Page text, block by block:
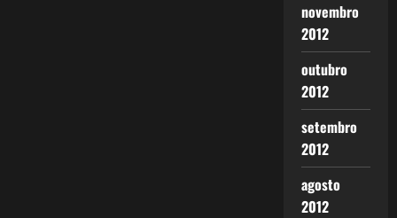
novembro
2012
outubro
2012
setembro
2012
agosto
2012